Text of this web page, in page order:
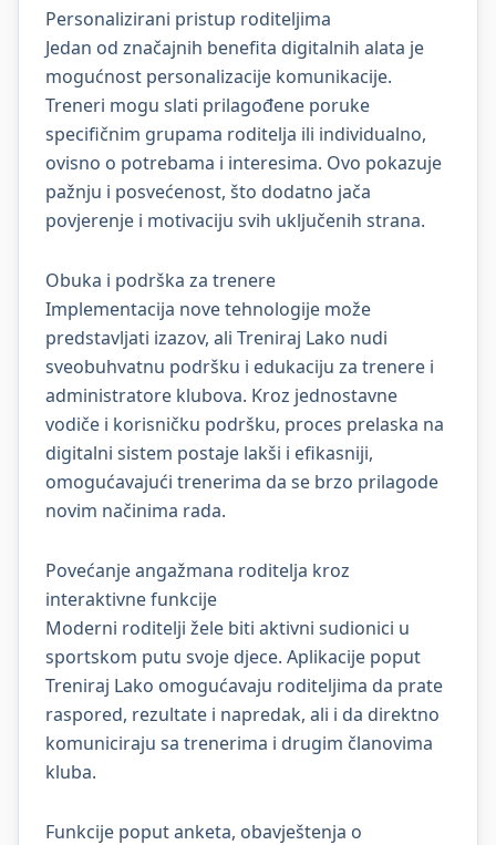
Personalizirani pristup roditeljima
Jedan od značajnih benefita digitalnih alata je
mogućnost personalizacije komunikacije.
Treneri mogu slati prilagođene poruke
specifičnim grupama roditelja ili individualno,
ovisno o potrebama i interesima. Ovo pokazuje
pažnju i posvećenost, što dodatno jača
povjerenje i motivaciju svih uključenih strana.
Obuka i podrška za trenere
Implementacija nove tehnologije može
predstavljati izazov, ali Treniraj Lako nudi
sveobuhvatnu podršku i edukaciju za trenere i
administratore klubova. Kroz jednostavne
vodiče i korisničku podršku, proces prelaska na
digitalni sistem postaje lakši i efikasniji,
omogućavajući trenerima da se brzo prilagode
novim načinima rada.
Povećanje angažmana roditelja kroz
interaktivne funkcije
Moderni roditelji žele biti aktivni sudionici u
sportskom putu svoje djece. Aplikacije poput
Treniraj Lako omogućavaju roditeljima da prate
raspored, rezultate i napredak, ali i da direktno
komuniciraju sa trenerima i drugim članovima
kluba.
Funkcije poput anketa, obavještenja o